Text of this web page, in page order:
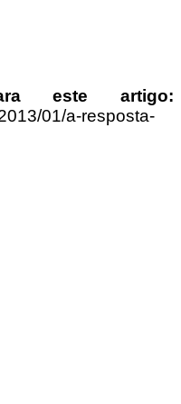
este artigo:
01/a-resposta-